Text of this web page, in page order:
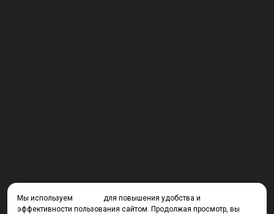
Мы используем
для повышения удобства и
эффективности пользования сайтом. Продолжая просмотр, вы